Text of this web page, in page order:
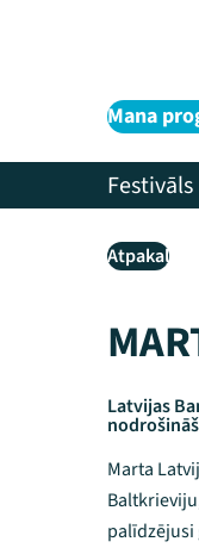
Mana
Festivāls
Atpakaļ
Latvijas
Marta